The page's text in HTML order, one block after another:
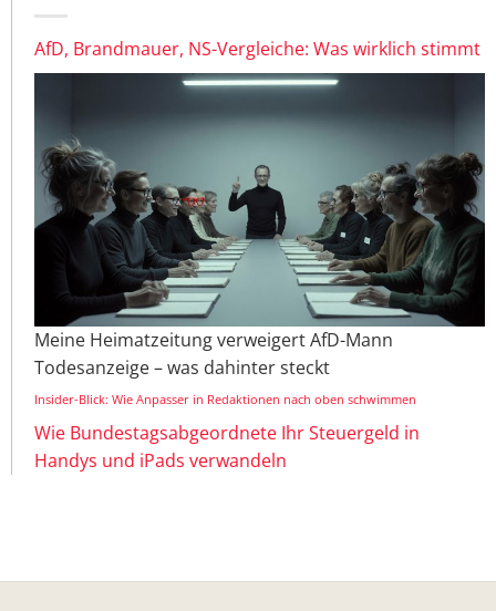
AfD, Brandmauer, NS-Vergleiche: Was wirklich stimmt
Meine Heimatzeitung verweigert AfD-Mann
Todesanzeige – was dahinter steckt
Insider-Blick: Wie Anpasser in Redaktionen nach oben schwimmen
Wie Bundestagsabgeordnete Ihr Steuergeld in
Handys und iPads verwandeln